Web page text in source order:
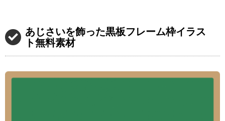
あじさいを飾った黒板フレーム枠イラス
ト無料素材